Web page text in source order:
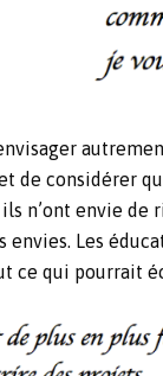
de considérer
n’ont envie
Les
ce qui pourrait